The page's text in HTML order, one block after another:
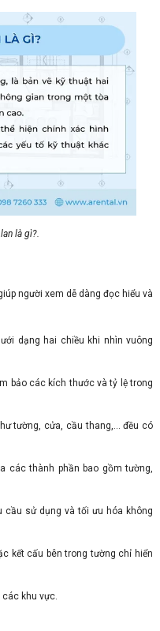
là gì?.
người xem dễ dàng đọc hiểu và
dạng hai chiều khi nhìn vuông
bảo các kích thước và tỷ lệ trong
tường, cửa, cầu thang,... đều có
các thành phần bao gồm tường,
cầu sử dụng và tối ưu hóa không
kết cấu bên trong tường chỉ hiển
khu vực.